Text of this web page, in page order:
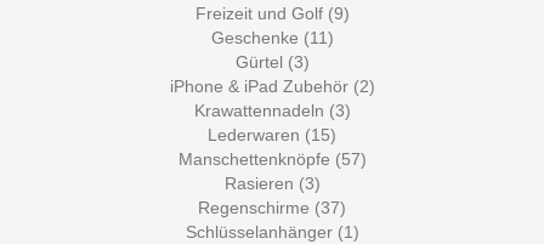
Freizeit und Golf (9)
Geschenke (11)
Gürtel (3)
iPhone & iPad Zubehör (2)
Krawattennadeln (3)
Lederwaren (15)
Manschettenknöpfe (57)
Rasieren (3)
Regenschirme (37)
Schlüsselanhänger (1)